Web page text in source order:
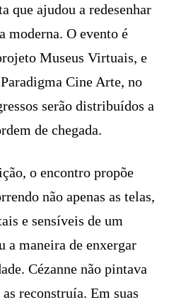
que ajudou a redesenhar
moderna. O evento é
Museus Virtuais, e
Cine Arte, no
serão distribuídos a
de chegada.
o encontro propõe
não apenas as telas,
e sensíveis de um
a maneira de enxergar
Cézanne não pintava
reconstruía. Em suas